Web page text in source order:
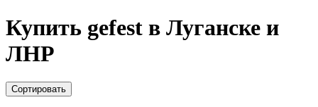
Купить gefest в Луганске и
ЛНР
Сортировать